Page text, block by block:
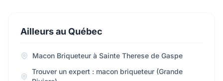
Ailleurs au Québec
Macon Briqueteur à Sainte Therese de Gaspe
Trouver un expert : macon briqueteur (Grande